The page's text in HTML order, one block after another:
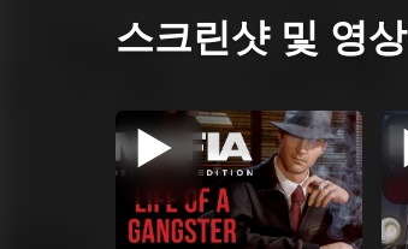
스크린샷 및 영상